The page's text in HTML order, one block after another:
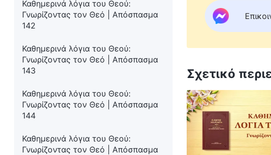
Καθημερινά λόγια του Θεού:
Γνωρίζοντας τον Θεό | Απόσπασμα
142
Καθημερινά λόγια του Θεού:
Γνωρίζοντας τον Θεό | Απόσπασμα
143
Καθημερινά λόγια του Θεού:
Γνωρίζοντας τον Θεό | Απόσπασμα
144
Καθημερινά λόγια του Θεού:
Γνωρίζοντας τον Θεό | Απόσπασμα
Σχετικό